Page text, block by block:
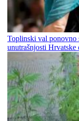
Toplinski val ponovno
unutrašnjosti Hrvatske